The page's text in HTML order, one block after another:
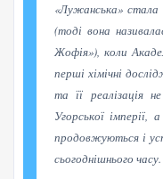
«Лужанська» стала
(тоді вона
Жофія»), коли
перші хімічні
та її реалізація
Угорської
продовжуються і
сьогоднішнього часу.